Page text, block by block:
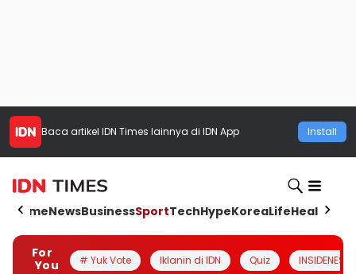
Baca artikel IDN Times lainnya di IDN App Install
HomeNewsBusinessSportTechHypeKoreaLifeHealth
For
You
# Yuk Vote Iklanin di IDN Quiz INSIDENESIA